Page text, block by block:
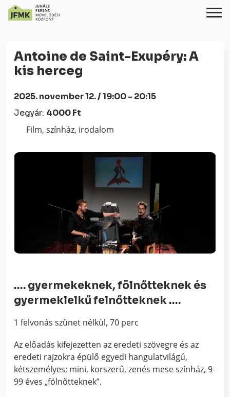
Content
navigációhoz
Antoine de Saint-Exupéry: A
kis herceg
2025. november 12. / 19:00 - 20:15
Jegyár: 4000 Ft
Film, színház, irodalom
…. gyermekeknek, fölnőtteknek és
gyermeklelkű felnőtteknek ….
1 felvonás szünet nélkül, 70 perc
Az előadás kifejezetten az eredeti szövegre és az
eredeti rajzokra épülő egyedi hangulatvilágú,
kétszemélyes; mini, korszerű, zenés mese színház, 9-
99 éves „fölnőtteknek”.